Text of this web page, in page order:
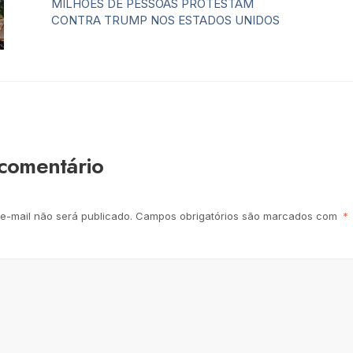
MILHÕES DE PESSOAS PROTESTAM
CONTRA TRUMP NOS ESTADOS UNIDOS
mail não será publicado. Campos obrigatórios são marcados com *